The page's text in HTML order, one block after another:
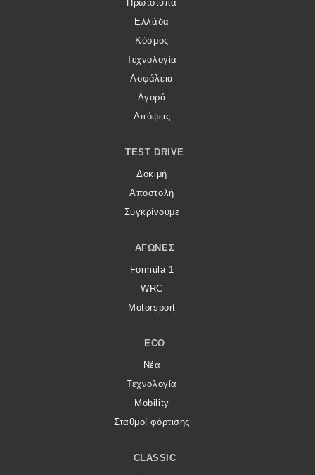
Πρωτότυπα
Ελλάδα
Κόσμος
Τεχνολογία
Ασφάλεια
Αγορά
Απόψεις
TEST DRIVE
Δοκιμή
Αποστολή
Συγκρίνουμε
ΑΓΏΝΕΣ
Formula 1
WRC
Motorsport
ECO
Νέα
Τεχνολογία
Mobility
Σταθμοί φόρτισης
CLASSIC